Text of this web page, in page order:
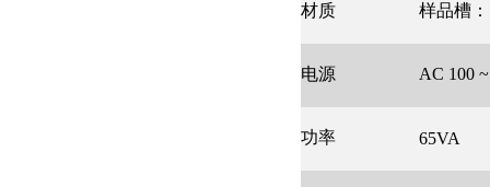
材质 样品槽
电源 AC 100
功率 65VA